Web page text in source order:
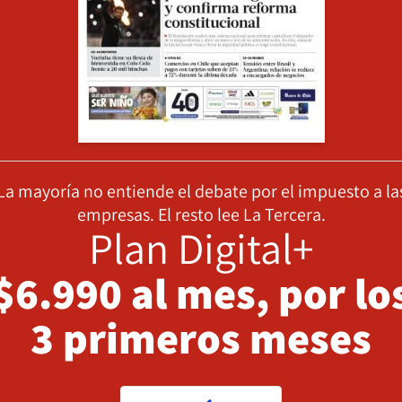
mayoría no entiende el debate por el impuesto a
empresas. El resto lee La Tercera.
Plan Digital+
al mes, por
3 primeros meses